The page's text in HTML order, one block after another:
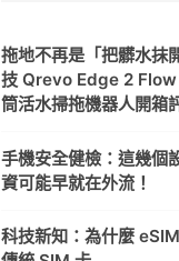
拖地不再是「把髒水抹
技 Qrevo Edge 2 Flow
筒活水掃拖機器人開箱
手機安全健檢：這幾個
資可能早就在外流！
科技新知：為什麼